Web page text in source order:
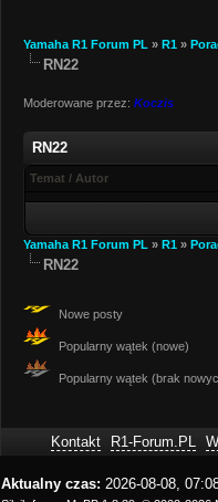
Yamaha R1 Forum PL » R1 »
RN22
Moderowane przez: Koczis
RN22
Temat / Autor
Yamaha R1 Forum PL » R1 »
RN22
Nowe posty
Popularny wątek (nowe)
Popularny wątek (brak
Kontakt R1-Forum.PL
Aktualny czas: 2026-08-08,